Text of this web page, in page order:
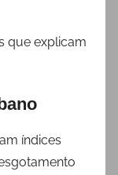
que explicam
índices